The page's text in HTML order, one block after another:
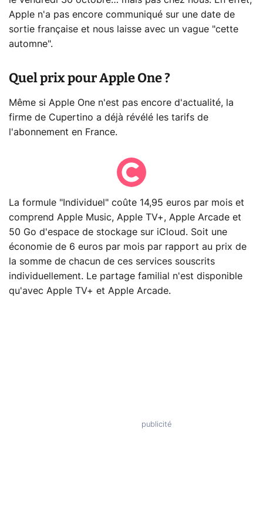
Apple n'a pas encore communiqué sur une date de
sortie française et nous laisse avec un vague "cette
automne".
Quel prix pour Apple One ?
Même si Apple One n'est pas encore d'actualité, la
firme de Cupertino a déjà révélé les tarifs de
l'abonnement en France.
La formule "Individuel" coûte 14,95 euros par mois et
comprend Apple Music, Apple TV+, Apple Arcade et
50 Go d'espace de stockage sur iCloud. Soit une
économie de 6 euros par mois par rapport au prix de
la somme de chacun de ces services souscrits
individuellement. Le partage familial n'est disponible
qu'avec Apple TV+ et Apple Arcade.